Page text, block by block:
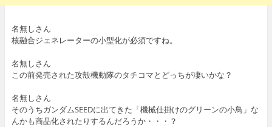
名無しさん
核融合ジェネレーターの小型化が必須ですね。
名無しさん
この前発売された攻殻機動隊のタチコマとどっちが凄いかな？
名無しさん
そのうちガンダムSEEDに出てきた「機械仕掛けのグリーンの小鳥」な
んかも商品化されたりするんだろうか・・・？